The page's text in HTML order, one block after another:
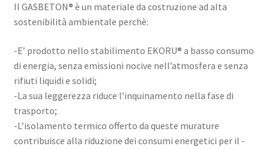
Il GASBETON® è un materiale da costruzione ad alta
sostenibilità ambientale perchè:
-E’ prodotto nello stabilimento EKORU® a basso consumo
di energia, senza emissioni nocive nell’atmosfera e senza
rifiuti liquidi e solidi;
-La sua leggerezza riduce l’inquinamento nella fase di
trasporto;
-L’isolamento termico offerto da queste murature
contribuisce alla riduzione dei consumi energetici per il -